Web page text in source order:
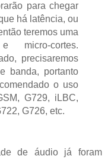
para chegar
há latência, ou
teremos uma
micro-cortes.
precisaremos
banda, portanto
o uso
G729, iLBC,
G726, etc.
de áudio já foram